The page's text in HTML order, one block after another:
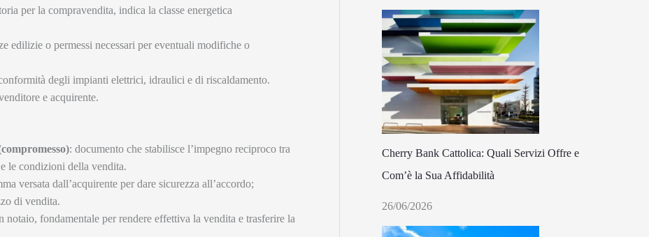
per la compravendita, indica la classe energetica
edilizie o permessi necessari per eventuali modifiche o
degli impianti elettrici, idraulici e di riscaldamento.
e acquirente.
: documento che stabilisce l’impegno reciproco tra
le condizioni della vendita.
versata dall’acquirente per dare sicurezza all’accordo;
di vendita.
notaio, fondamentale per rendere effettiva la vendita e trasferire la
Cherry Bank Cattolica: Quali Servizi Offre e
Com’è la Sua Affidabilità
26/06/2026